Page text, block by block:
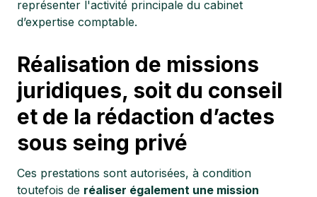
représenter l'activité principale du cabinet
d’expertise comptable.
Réalisation de missions
juridiques, soit du conseil
et de la rédaction d’actes
sous seing privé
Ces prestations sont autorisées, à condition
toutefois de réaliser également une mission